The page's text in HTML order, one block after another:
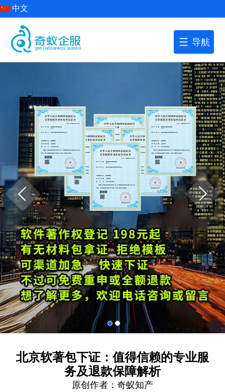
中文
导航
北京软著包下证：值得信赖的专业服
务及退款保障解析
原创作者： 奇蚁知产